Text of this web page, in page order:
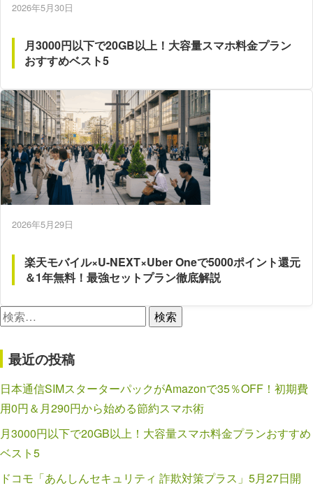
2026年5月30日
月3000円以下で20GB以上！大容量スマホ料金プラン
おすすめベスト5
2026年5月29日
楽天モバイル×U-NEXT×Uber Oneで5000ポイント還元
＆1年無料！最強セットプラン徹底解説
検
最近の投稿
日本通信SIMスターターパックがAmazonで35％OFF！初期費
用0円＆月290円から始める節約スマホ術
月3000円以下で20GB以上！大容量スマホ料金プランおすすめ
ベスト5
ドコモ「あんしんセキュリティ 詐欺対策プラス」5月27日開